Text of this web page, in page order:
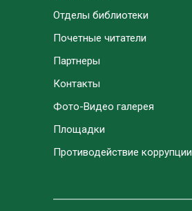
Отделы библиотеки
Почетные читатели
Партнеры
Контакты
Фото-Видео галерея
Площадки
Противодействие коррупции